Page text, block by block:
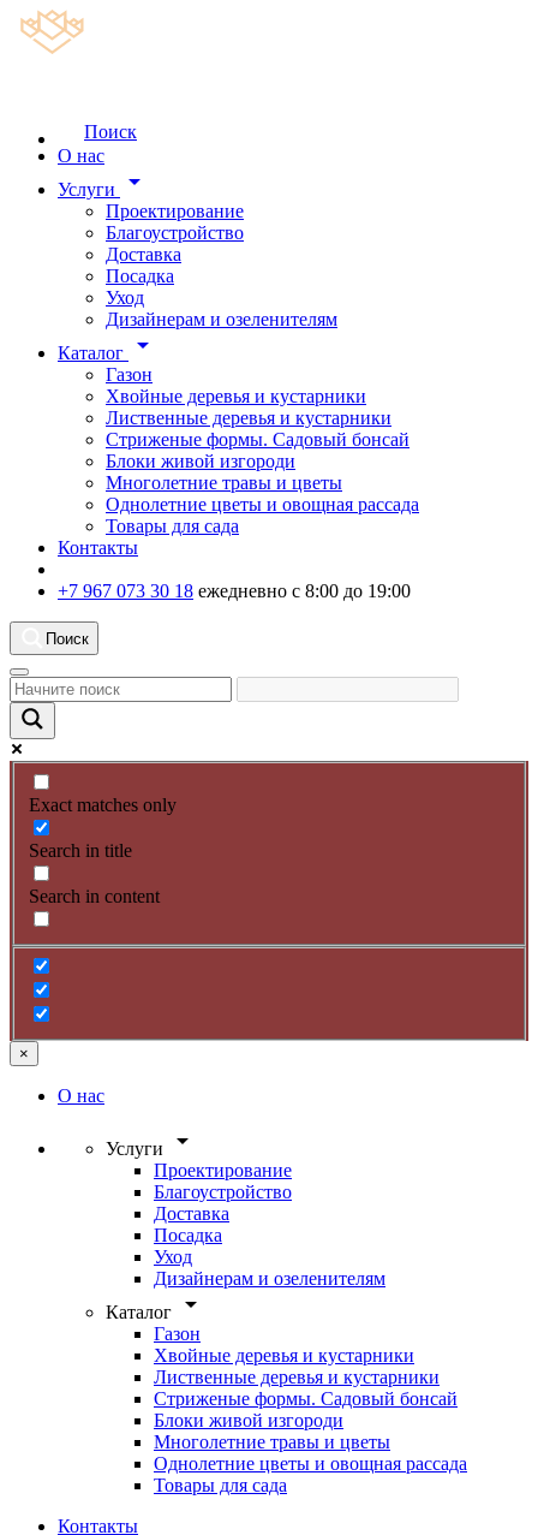
Поиск
О нас
Услуги
arrow_drop_down
Проектирование
Благоустройство
Доставка
Посадка
Уход
Дизайнерам и озеленителям
Каталог
arrow_drop_down
Газон
Хвойные деревья и кустарники
Лиственные деревья и кустарники
Стриженые формы. Садовый бонсай
Блоки живой изгороди
Многолетние травы и цветы
Однолетние цветы и овощная рассада
Товары для сада
Контакты
+7 967 073 30 18 ежедневно с 8:00 до 19:00
Поиск
Exact matches only
Search in title
Search in content
×
О нас
Услуги arrow_drop_down
Проектирование
Благоустройство
Доставка
Посадка
Уход
Дизайнерам и озеленителям
Каталог
arrow_drop_down
Газон
Хвойные деревья и кустарники
Лиственные деревья и кустарники
Стриженые формы. Садовый бонсай
Блоки живой изгороди
Многолетние травы и цветы
Однолетние цветы и овощная рассада
Товары для сада
Контакты